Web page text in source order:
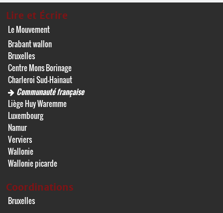
Lire et Écrire
Le Mouvement
Brabant wallon
Bruxelles
Centre Mons Borinage
Charleroi Sud-Hainaut
Communauté française
Liège Huy Waremme
Luxembourg
Namur
Verviers
Wallonie
Wallonie picarde
Coordinations
Bruxelles